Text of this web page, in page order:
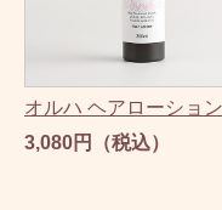
オルハ ヘアローション
3,080円（税込）